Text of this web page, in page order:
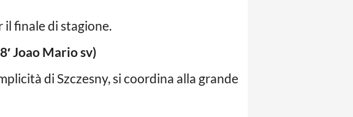
il finale di stagione.
Joao Mario sv)
di Szczesny, si coordina alla grande